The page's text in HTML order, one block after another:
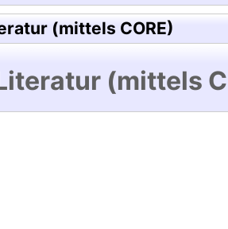
(mittels CORE)
(mittels